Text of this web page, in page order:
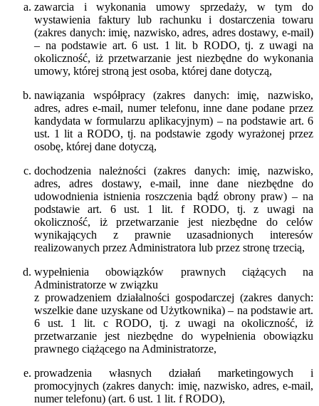
zawarcia i wykonania umowy sprzedaży, w tym do
wystawienia faktury lub rachunku i dostarczenia towaru
(zakres danych: imię, nazwisko, adres, adres dostawy, e-mail)
– na podstawie art. 6 ust. 1 lit. b RODO, tj. z uwagi na
okoliczność, iż przetwarzanie jest niezbędne do wykonania
umowy, której stroną jest osoba, której dane dotyczą,
nawiązania współpracy (zakres danych: imię, nazwisko,
adres, adres e-mail, numer telefonu, inne dane podane przez
kandydata w formularzu aplikacyjnym) – na podstawie art. 6
ust. 1 lit a RODO, tj. na podstawie zgody wyrażonej przez
osobę, której dane dotyczą,
dochodzenia należności (zakres danych: imię, nazwisko,
adres, adres dostawy, e-mail, inne dane niezbędne do
udowodnienia istnienia roszczenia bądź obrony praw) – na
podstawie art. 6 ust. 1 lit. f RODO, tj. z uwagi na
okoliczność, iż przetwarzanie jest niezbędne do celów
wynikających z prawnie uzasadnionych interesów
realizowanych przez Administratora lub przez stronę trzecią,
wypełnienia obowiązków prawnych ciążących na
Administratorze w związku
z prowadzeniem działalności gospodarczej (zakres danych:
wszelkie dane uzyskane od Użytkownika) – na podstawie art.
6 ust. 1 lit. c RODO, tj. z uwagi na okoliczność, iż
przetwarzanie jest niezbędne do wypełnienia obowiązku
prawnego ciążącego na Administratorze,
prowadzenia własnych działań marketingowych i
promocyjnych (zakres danych: imię, nazwisko, adres, e-mail,
numer telefonu) (art. 6 ust. 1 lit. f RODO),